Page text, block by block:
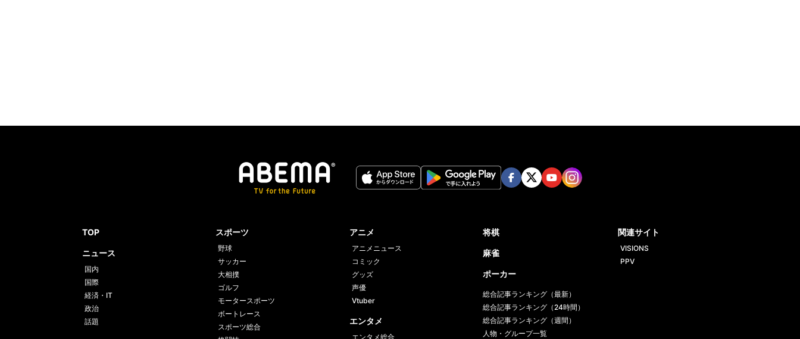
TOP
ニュース
国内
国際
経済・IT
政治
話題
スポーツ
野球
サッカー
大相撲
ゴルフ
モータースポーツ
ボートレース
スポーツ総合
アニメ
アニメニュース
コミック
グッズ
声優
Vtuber
エンタメ
エンタメ総合
将棋
麻雀
ポーカー
総合記事ランキング（最新）
総合記事ランキング（24時間）
総合記事ランキング（週間）
人物・グループ一覧
関連サイト
VISIONS
PPV